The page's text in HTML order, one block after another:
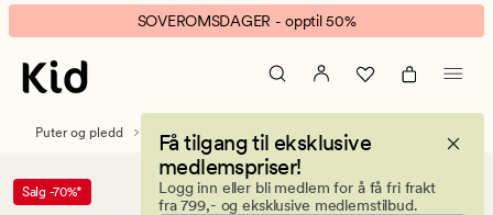
Kajsa
pyntepute
grå
banner.
Klikk
ESCAPE
pause.
SOVEROMSDAGER - opptil 50%
Få tilgang til eksklusive
medlemspriser!
Logg inn eller bli medlem for å få fri frakt
fra 799,- og eksklusive medlemstilbud.
Puter og pledd Pynteputer
Salg -70%*